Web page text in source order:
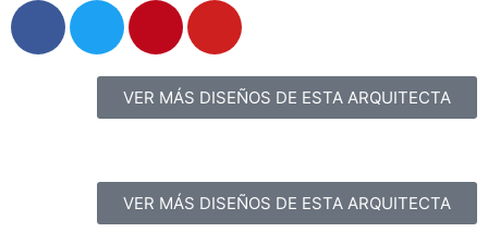
VER MÁS DISEÑOS DE ESTA ARQUITECTA
VER MÁS DISEÑOS DE ESTA ARQUITECTA